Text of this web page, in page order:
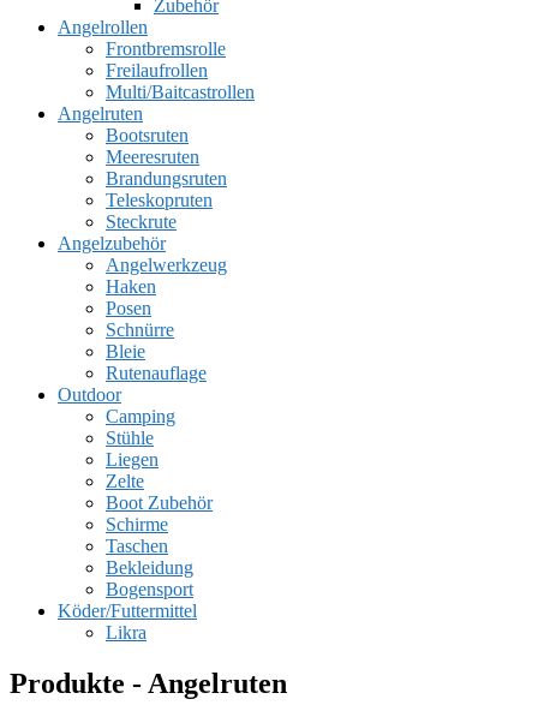
Zubehör
Angelrollen
Frontbremsrolle
Freilaufrollen
Multi/Baitcastrollen
Angelruten
Bootsruten
Meeresruten
Brandungsruten
Teleskopruten
Steckrute
Angelzubehör
Angelwerkzeug
Haken
Posen
Schnürre
Bleie
Rutenauflage
Outdoor
Camping
Stühle
Liegen
Zelte
Boot Zubehör
Schirme
Taschen
Bekleidung
Bogensport
Köder/Futtermittel
Likra
Produkte - Angelruten